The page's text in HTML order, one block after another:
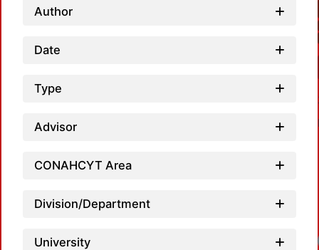
Author
Date
Type
Advisor
CONAHCYT Area
Division/Department
University